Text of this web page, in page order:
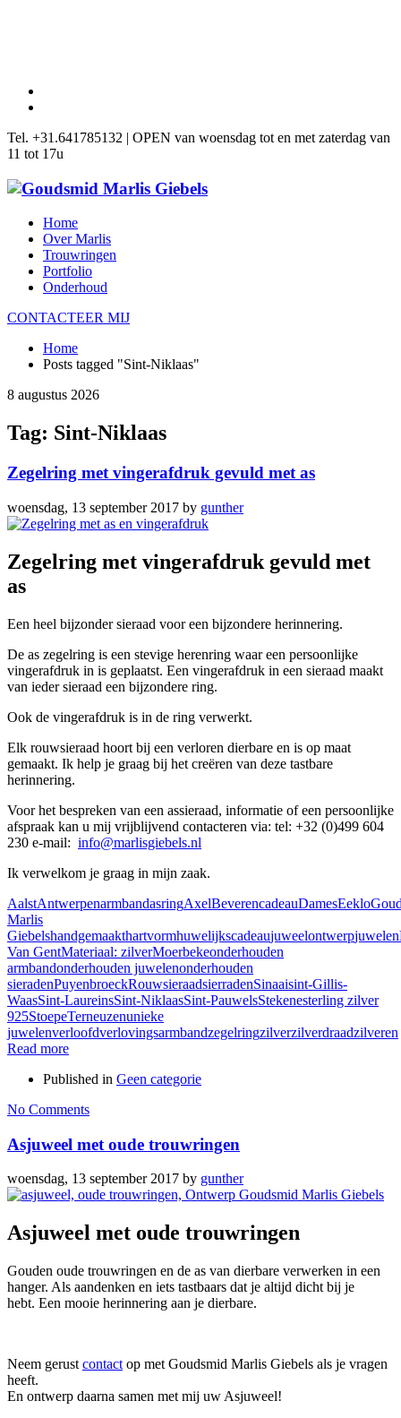
Tel. +31.641785132 | OPEN van woensdag tot en met zaterdag van
11 tot 17u
Home
Over Marlis
Trouwringen
Portfolio
Onderhoud
CONTACTEER MIJ
Home
Posts tagged "Sint-Niklaas"
8 augustus 2026
Tag: Sint-Niklaas
Zegelring met vingerafdruk gevuld met as
woensdag, 13 september 2017 by gunther
Zegelring met vingerafdruk gevuld met
as
Een heel bijzonder sieraad voor een bijzondere herinnering.
De as zegelring is een stevige herenring waar een persoonlijke
vingerafdruk in is geplaatst. Een vingerafdruk in een sieraad maakt
van ieder sieraad een bijzondere ring.
Ook de vingerafdruk is in de ring verwerkt.
Elk rouwsieraad hoort bij een verloren dierbare en is op maat
gemaakt. Ik help je graag bij het creëren van deze tastbare
herinnering.
Voor het bespreken van een assieraad, informatie of een persoonlijke
afspraak kan u mij vrijblijvend contacteren via: tel: +32 (0)499 604
230 e-mail: info@marlisgiebels.nl
Ik verwelkom je graag in mijn zaak.
AalstAntwerpenarmbandasringAxelBeverencadeauDamesEeklo
Marlis
Giebelshandgemaakthartvormhuwelijkscadeaujuweelontwerpjuwelen
Van GentMateriaal: zilverMoerbekeonderhouden
armbandonderhouden juwelenonderhouden
sieradenPuyenbroeckRouwsieraadsierradenSinaaisint-Gillis-
WaasSint-LaureinsSint-NiklaasSint-PauwelsStekenesterling zilver
925StoepeTerneuzenunieke
juwelenverloofdverlovingsarmbandzegelringzilverzilverdraadzilveren
Read more
Published in Geen categorie
No Comments
Asjuweel met oude trouwringen
woensdag, 13 september 2017 by gunther
Asjuweel met oude trouwringen
Gouden oude trouwringen en de as van dierbare verwerken in een
hanger. Als aandenken en iets tastbaars dat je altijd dicht bij je
hebt. Een mooie herinnering aan je dierbare.
Neem gerust contact op met Goudsmid Marlis Giebels als je vragen
heeft.
En ontwerp daarna samen met mij uw Asjuweel!